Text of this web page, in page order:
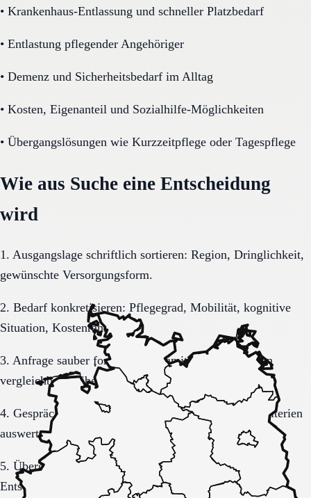
• Krankenhaus-Entlassung und schneller Platzbedarf
• Entlastung pflegender Angehöriger
• Demenz und Sicherheitsbedarf im Alltag
• Kosten, Eigenanteil und Sozialhilfe-Möglichkeiten
• Übergangslösungen wie Kurzzeitpflege oder Tagespflege
Wie aus Suche eine Entscheidung
wird
1. Ausgangslage schriftlich sortieren: Region, Dringlichkeit,
gewünschte Versorgungsform.
2. Bedarf konkretisieren: Pflegegrad, Mobilität, kognitive
Situation, Kostenrahmen.
3. Anfrage sauber formulieren, damit Rückmeldungen
vergleichbar bleiben.
4. Gespräche und Besichtigungen mit festen Muss-Kriterien
auswerten.
5. Übergang, Kommunikation und Kosten vor der
Entscheidung vollständig klären.